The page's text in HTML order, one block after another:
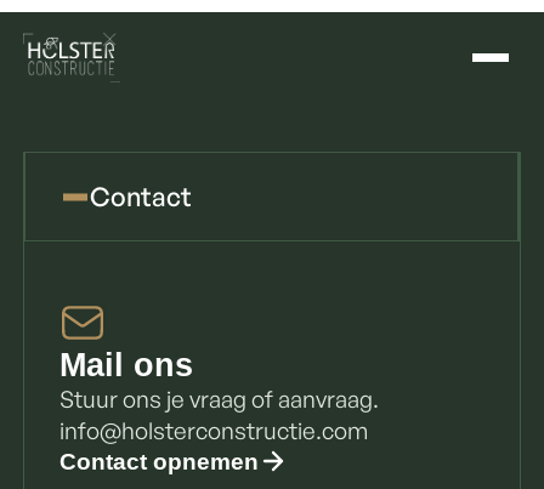
Contact
Mail ons
Stuur ons je vraag of aanvraag.
info@holsterconstructie.com
Contact opnemen